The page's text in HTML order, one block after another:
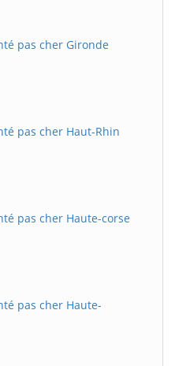
pas cher Gironde
pas cher Haut-Rhin
pas cher Haute-corse
pas cher Haute-